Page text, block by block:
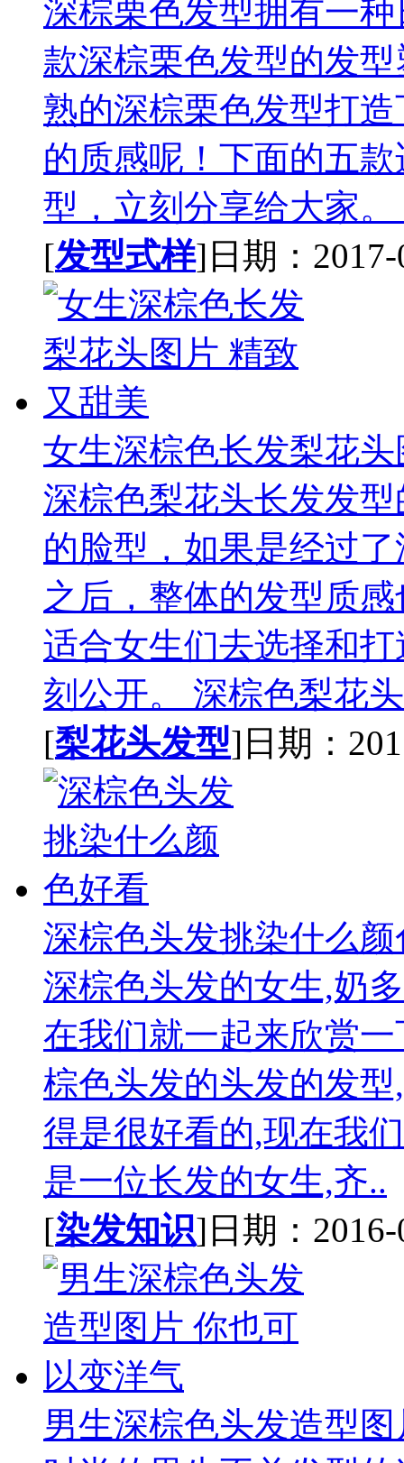
深棕栗色发型拥有一
款深棕栗色发型的发
熟的深棕栗色发型打
的质感呢！下面的五
型，立刻分享给大家。
[发型式样]日期：2017-
女生深棕色长发梨花
深棕色梨花头长发发
的脸型，如果是经过
之后，整体的发型质
适合女生们去选择和
刻公开。 深棕色梨花
[梨花头发型]日期：
深棕色头发挑染什么
深棕色头发的女生,奶
在我们就一起来欣赏
棕色头发的头发的发
得是很好看的,现在我
是一位长发的女生,齐..
[染发知识]日期：2016-
男生深棕色头发造型